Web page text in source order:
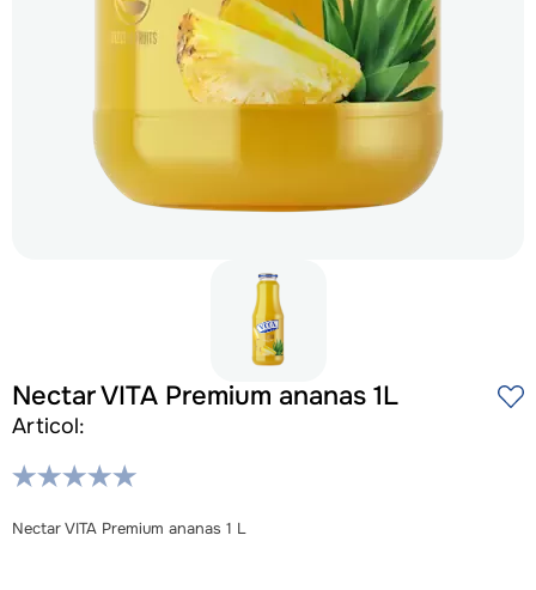
Nectar VITA Premium ananas 1L
Articol:
Nectar VITA Premium ananas 1 L